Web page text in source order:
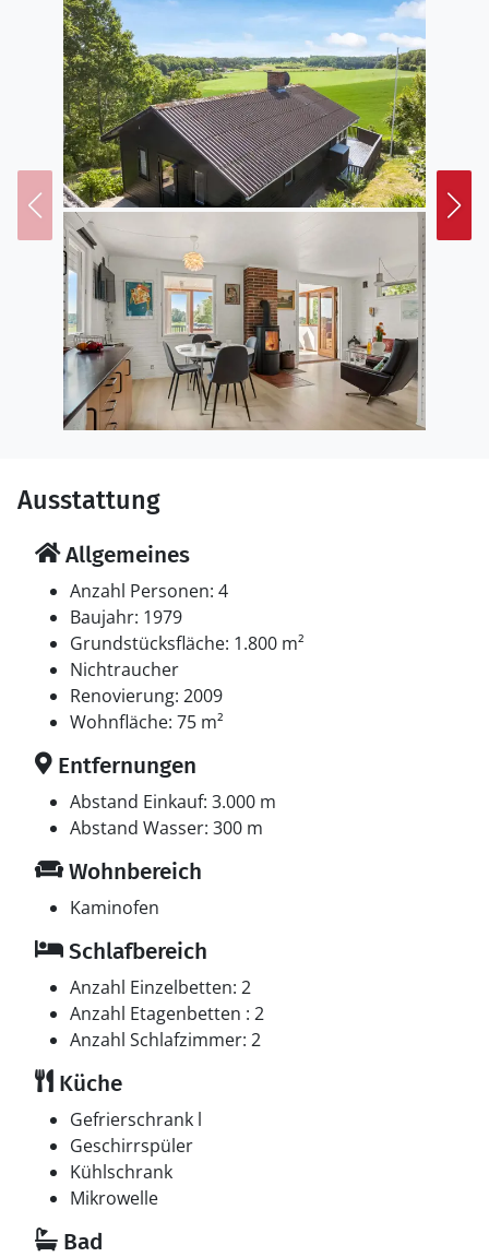
Gründstück, das in einem Wald/Plantage liegt. Die
Entfernung zum Fjord beträgt 300 m. Die nächste
Einkaufsmöglichkeit liegt 3000 m entfernt. Es steht ein
38 m² Terrassenareal zur Verfügung. Zutritt zu einem
Wintergarten. Parkplatz auf dem Grundstück.
Einrichtung
Das Ferienhaus eignet sich für 4 Personen. Die
Ferienunterkunft hat eine Wohnfläche von 75 m² und
wurde 1979 gebaut. 2009 wurde die Ferienunterkunft
teilweise renoviert. Haustiere dürfen nicht mitgebracht
werden. Die Ferienunterkunft ist mit energiesparender
Wärmepumpe ausgestattet. Die Ferienunterkunft ist
mit Waschmaschine ausgestattet. Tiefkühlmöglichkeit
mit 10 Liter Nutzinhalt. Es gibt außerdem einen
Kaminofen. Für die jüngsten Feriengäste ist 1
Kinderhochstuhl vorhanden.
Schlafverhältnisse
Die Schlafplätze verteilen sich auf 2 Schlafräume. 2
Schlafplätze in Einzelbetten. 2 Schlafplätze in einem
Etagenbett.
Multimedien
In der Ferienunterkunft gibt es einen Fernseher.
Stereoanlage. Mindestens 4 dänische Fernsehsender.
Mindestens 4 deutsche Fernsehsender. Es steht
kabellose Internetverbindung zur Verfügung.
Ausstattung
Allgemeines
Anzahl Personen: 4
Baujahr: 1979
Grundstücksfläche: 1.800 m²
Nichtraucher
Renovierung: 2009
Wohnfläche: 75 m²
Entfernungen
Abstand Einkauf: 3.000 m
Abstand Wasser: 300 m
Wohnbereich
Kaminofen
Schlafbereich
Anzahl Einzelbetten: 2
Anzahl Etagenbetten : 2
Anzahl Schlafzimmer: 2
Küche
Gefrierschrank l
Geschirrspüler
Kühlschrank
Mikrowelle
Bad